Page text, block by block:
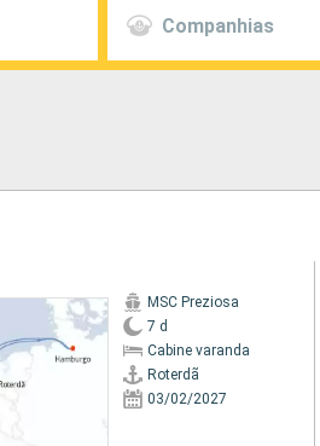
Companhias
MSC Preziosa
7 d
Cabine varanda
Roterdã
03/02/2027